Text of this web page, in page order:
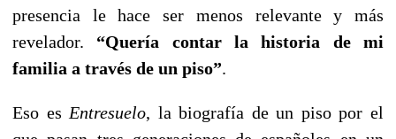
presencia le hace ser menos relevante y más
revelador. “Quería contar la historia de mi
familia a través de un piso”.
Eso es Entresuelo, la biografía de un piso por el